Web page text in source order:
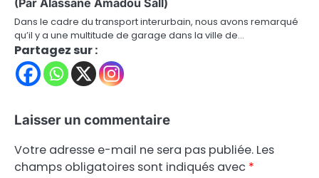
(Par Alassane Amadou Sall)
Dans le cadre du transport interurbain, nous avons remarqué
qu’il y a une multitude de garage dans la ville de…
Partagez sur :
Laisser un commentaire
Votre adresse e-mail ne sera pas publiée. Les
champs obligatoires sont indiqués avec *